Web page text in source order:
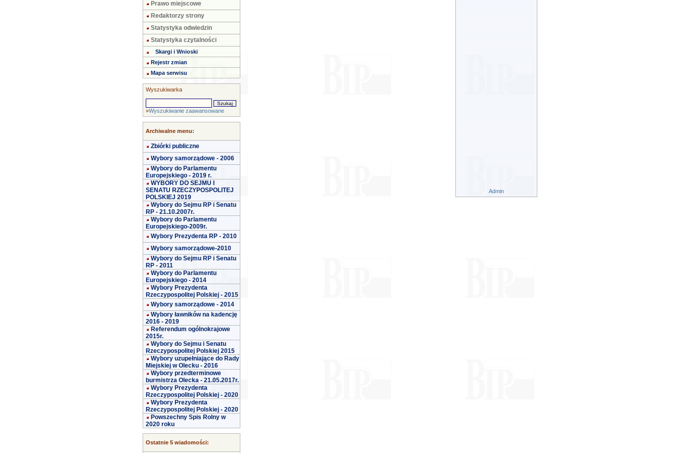
Prawo miejscowe
Redaktorzy strony
Statystyka odwiedzin
Statystyka czytalności
Skargi i Wnioski
Rejestr zmian
Mapa serwisu
Wyszukiwarka
»Wyszukiwanie zaawansowane
Archiwalne menu:
Zbiórki publiczne
Wybory samorządowe - 2006
Wybory do Parlamentu
Europejskiego - 2019 r.
WYBORY DO SEJMU I
SENATU RZECZYPOSPOLITEJ
POLSKIEJ 2019
Wybory do Sejmu RP i Senatu
RP - 21.10.2007r.
Wybory do Parlamentu
Europejskiego-2009r.
Wybory Prezydenta RP - 2010
Wybory samorządowe-2010
Wybory do Sejmu RP i Senatu
RP - 2011
Wybory do Parlamentu
Europejskiego - 2014
Wybory Prezydenta
Rzeczypospolitej Polskiej - 2015
Wybory samorządowe - 2014
Wybory ławników na kadencję
2016 - 2019
Referendum ogólnokrajowe
2015r.
Wybory do Sejmu i Senatu
Rzeczypospolitej Polskiej 2015
Wybory uzupełniające do Rady
Miejskiej w Olecku - 2016
Wybory przedterminowe
burmistrza Olecka - 21.05.2017r.
Wybory Prezydenta
Rzeczypospolitej Polskiej - 2020
Wybory Prezydenta
Rzeczypospolitej Polskiej - 2020
Powszechny Spis Rolny w
2020 roku
Ostatnie 5 wiadomości:
Admin